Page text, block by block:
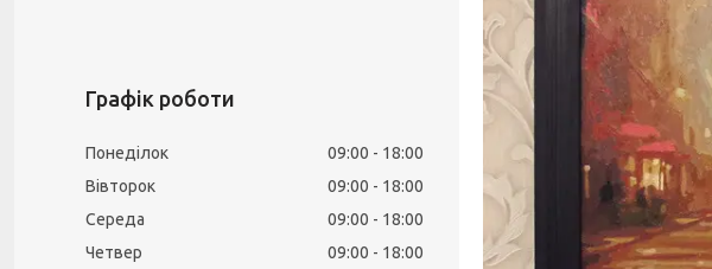
Графік роботи
Понеділок 09:00
18:00
Вівторок
09:00
18:00
Середа
09:00
18:00
Четвер
09:00
18:00